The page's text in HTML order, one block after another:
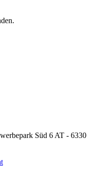
Süd 6 AT - 6330